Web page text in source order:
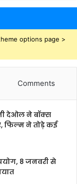
options page >
Comments
देओल ने बॉक्स
फिल्म ने तोड़े कई
8 जनवरी से